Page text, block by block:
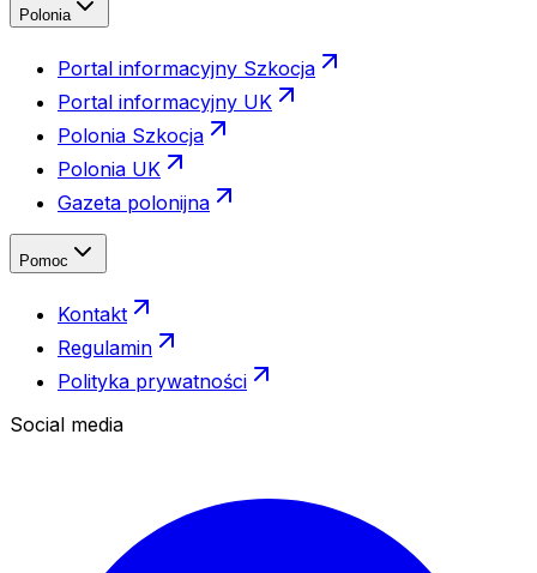
Polonia
Portal informacyjny Szkocja
Portal informacyjny UK
Polonia Szkocja
Polonia UK
Gazeta polonijna
Pomoc
Kontakt
Regulamin
Polityka prywatności
Social media